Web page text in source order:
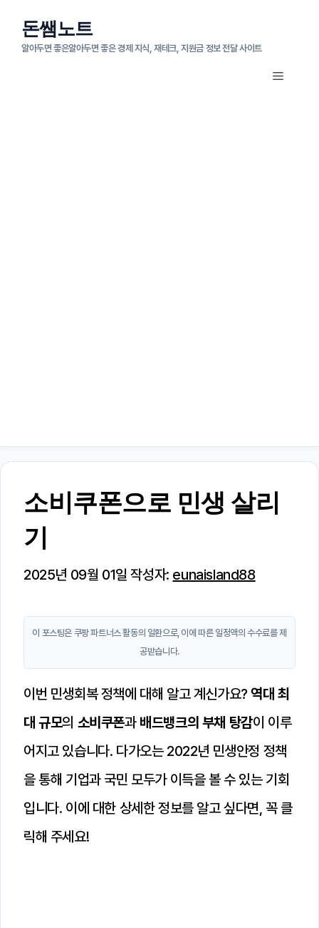
돈쌤노트
알아두면 좋은알아두면 좋은 경제 지식, 재테크, 지원금 정보 전달 사이트
메
소비쿠폰으로 민생 살리
기
2025년 09월 01일 작성자: eunaisland88
이 포스팅은 쿠팡 파트너스 활동의 일환으로, 이에 따른 일정액의 수수료를 제
공받습니다.
이번 민생회복 정책에 대해 알고 계신가요?역대 최
대 규모의 소비쿠폰과 배드뱅크의 부채 탕감이 이루
어지고 있습니다. 다가오는 2022년 민생안정 정책
을 통해 기업과 국민 모두가 이득을 볼 수 있는 기회
입니다. 이에 대한 상세한 정보를 알고 싶다면, 꼭 클
릭해 주세요!